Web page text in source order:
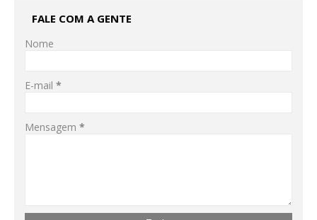
FALE COM A GENTE
Nome
E-mail *
Mensagem *